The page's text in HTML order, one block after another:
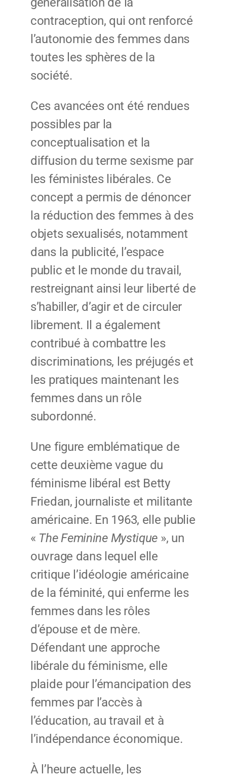
contraception, qui ont renforcé
l’autonomie des femmes dans
toutes les sphères de la
société.
Ces avancées ont été rendues
possibles par la
conceptualisation et la
diffusion du terme sexisme par
les féministes libérales. Ce
concept a permis de dénoncer
la réduction des femmes à des
objets sexualisés, notamment
dans la publicité, l’espace
public et le monde du travail,
restreignant ainsi leur liberté de
s’habiller, d’agir et de circuler
librement. Il a également
contribué à combattre les
discriminations, les préjugés et
les pratiques maintenant les
femmes dans un rôle
subordonné.
Une figure emblématique de
cette deuxième vague du
féminisme libéral est Betty
Friedan, journaliste et militante
américaine. En 1963, elle publie
« The Feminine Mystique », un
ouvrage dans lequel elle
critique l’idéologie américaine
de la féminité, qui enferme les
femmes dans les rôles
d’épouse et de mère.
Défendant une approche
libérale du féminisme, elle
plaide pour l’émancipation des
femmes par l’accès à
l’éducation, au travail et à
l’indépendance économique.
À l’heure actuelle, les